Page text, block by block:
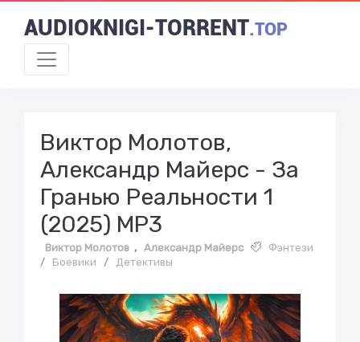
AUDIOKNIGI-TORRENT.TOP
Виктор Молотов,
Александр Майерс - За
Гранью Реальности 1
(2025) МР3
Виктор Молотов , Александр Майерс
Фэнтези
/
Боевики / Детективы